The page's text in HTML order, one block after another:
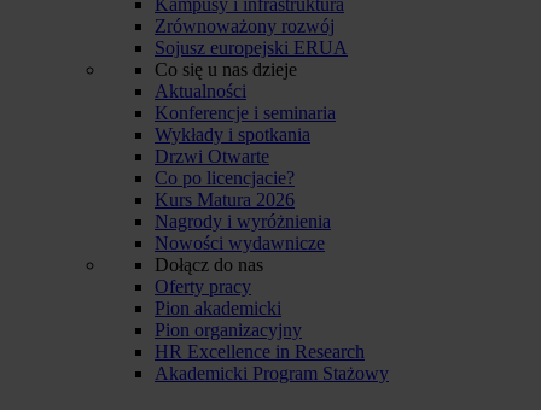
Zrównoważony rozwój
Sojusz europejski ERUA
Co się u nas dzieje
Aktualności
Konferencje i seminaria
Wykłady i spotkania
Drzwi Otwarte
Co po licencjacie?
Kurs Matura 2026
Nagrody i wyróżnienia
Nowości wydawnicze
Dołącz do nas
Oferty pracy
Pion akademicki
Pion organizacyjny
HR Excellence in Research
Akademicki Program Stażowy